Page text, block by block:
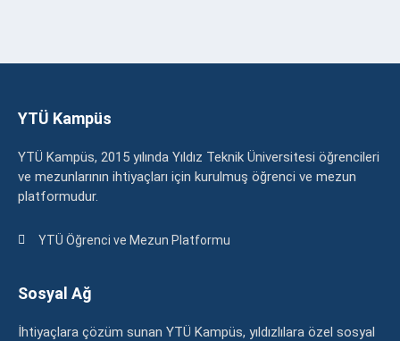
YTÜ Kampüs
YTÜ Kampüs, 2015 yılında Yıldız Teknik Üniversitesi öğrencileri
ve mezunlarının ihtiyaçları için kurulmuş öğrenci ve mezun
platformudur.
YTÜ Öğrenci ve Mezun Platformu
Sosyal Ağ
İhtiyaçlara çözüm sunan YTÜ Kampüs, yıldızlılara özel sosyal